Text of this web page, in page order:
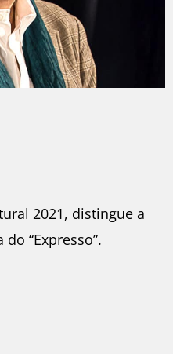
2021, distingue a
“Expresso”.